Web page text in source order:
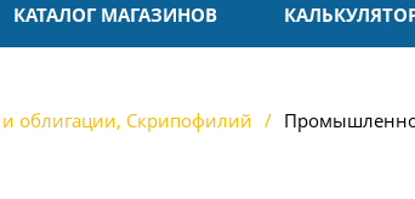
КАТАЛОГ МАГАЗИНОВ
облигации, Скрипофилий